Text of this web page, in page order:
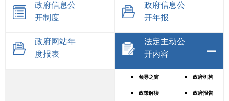
政府信息公
开制度
政府信息公
开年报
政府网站年
度报表
法定主动公
开内容
领导之窗 政府机构
政策解读 政府报告